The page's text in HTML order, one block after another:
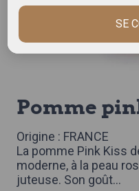
pomme
Origine : FRANCE
La pomme Pink Kiss
moderne, à la peau
juteuse. Son goût...
SE